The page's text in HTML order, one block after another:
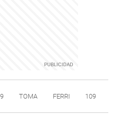
TOMA FERRI 109